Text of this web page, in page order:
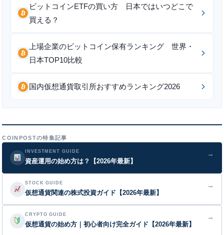
ビットコインETFの買い方 日本ではいつどこで
買える？
上場企業のビットコイン保有ランキング 世界・
日本TOP10比較
国内仮想通貨取引所おすすめランキング2026
COINPOSTの特集記事
INVESTMENT GUIDE
資産運用の始め方は？【2026年最新】
→
STOCK GUIDE
仮想通貨関連の株式投資ガイド【2026年最新】
→
CRYPTO GUIDE
仮想通貨の始め方｜初心者向け完全ガイド【2026年最新】
→